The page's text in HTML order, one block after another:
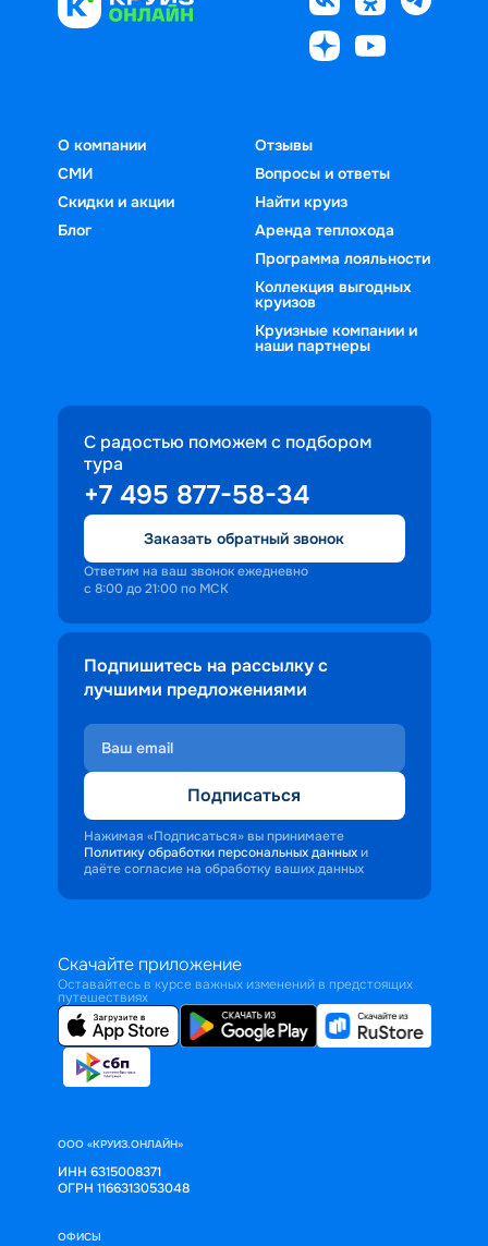
О компании
СМИ
Скидки и акции
Блог
Отзывы
Вопросы и ответы
Найти круиз
Аренда теплохода
Программа лояльности
Коллекция выгодных
круизов
Круизные компании и
наши партнеры
С радостью поможем с подбором
тура
+7 495 877-58-34
Заказать обратный звонок
Ответим на ваш звонок ежедневно
с 8:00 до 21:00 по МСК
Подпишитесь на рассылку с
лучшими предложениями
Подписаться
Нажимая «Подписаться» вы принимаете
Политику обработки персональных данных и
даёте согласие на обработку ваших данных
Скачайте приложение
Оставайтесь в курсе важных изменений в предстоящих
путешествиях
ООО «КРУИЗ.ОНЛАЙН»
ИНН 6315008371
ОГРН 1166313053048
ОФИСЫ